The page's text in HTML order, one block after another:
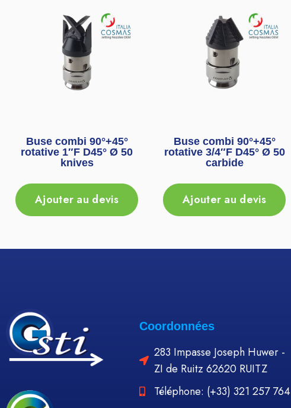
Buse combi 90°+45°
rotative 1″F D45° Ø 50
knives
Ajouter au devis
Buse combi 90°+45°
rotative 3/4″F D45° Ø 50
carbide
Ajouter au devis
Coordonnées
283 Impasse Joseph Huwer -
ZI de Ruitz 62620 RUITZ
Téléphone: (+33) 321 257 764